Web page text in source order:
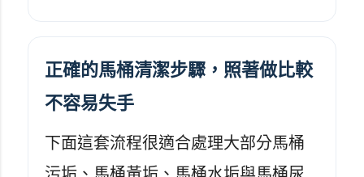
正確的馬桶清潔步驟，照著做比較
不容易失手
下面這套流程很適合處理大部分馬桶